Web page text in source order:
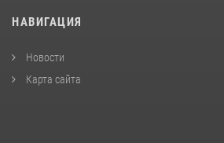
НАВИГАЦИЯ
Новости
Карта сайта